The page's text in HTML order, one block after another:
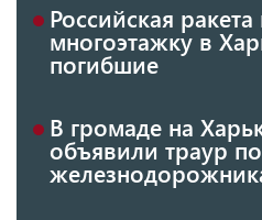
Российская
многоэтажку в
погибшие
В громаде на
объявили траур